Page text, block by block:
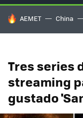
HOY SE HABLA DE
AEMET China
Tres series
streaming
gustado